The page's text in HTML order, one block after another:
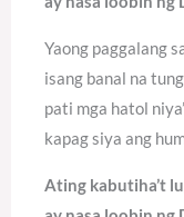
Yaong paggalang
isang banal na
pati mga hatol
kapag siya ang
Ating kabutiha’t